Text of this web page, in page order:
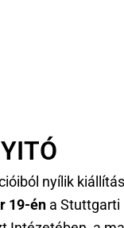
nyílik kiállítás
19-én a Stuttgarti